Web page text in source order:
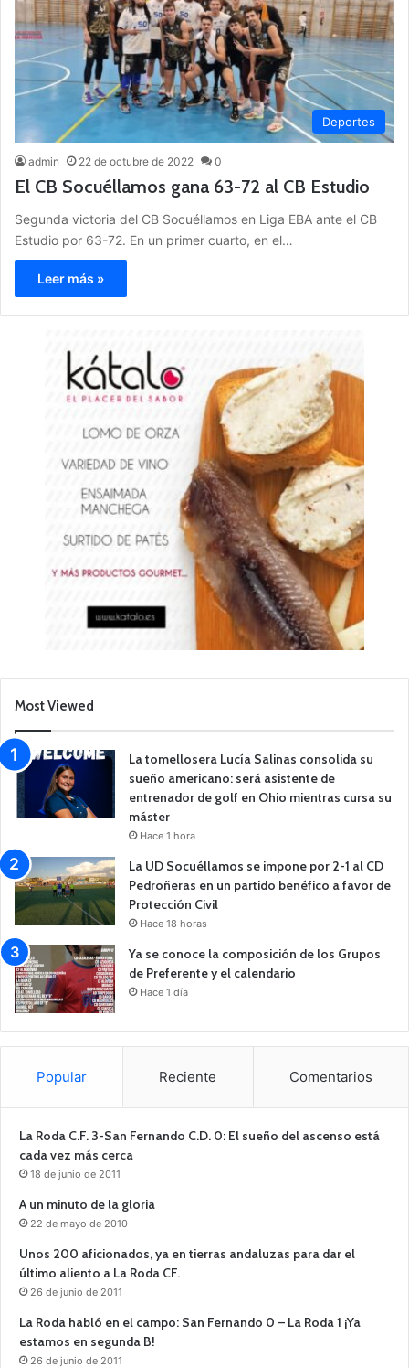
Deportes
admin 22 de octubre de 2022 0
El CB Socuéllamos gana 63-72 al CB Estudio
Segunda victoria del CB Socuéllamos en Liga EBA ante el CB
Estudio por 63-72. En un primer cuarto, en el…
Leer más »
Most Viewed
La tomellosera Lucía Salinas consolida su
sueño americano: será asistente de
entrenador de golf en Ohio mientras cursa su
máster
Hace 1 hora
La UD Socuéllamos se impone por 2-1 al CD
Pedroñeras en un partido benéfico a favor de
Protección Civil
Hace 18 horas
Ya se conoce la composición de los Grupos
de Preferente y el calendario
Hace 1 día
Popular Reciente Comentarios
La Roda C.F. 3-San Fernando C.D. 0: El sueño del ascenso está
cada vez más cerca
18 de junio de 2011
A un minuto de la gloria
22 de mayo de 2010
Unos 200 aficionados, ya en tierras andaluzas para dar el
último aliento a La Roda CF.
26 de junio de 2011
La Roda habló en el campo: San Fernando 0 – La Roda 1 ¡Ya
estamos en segunda B!
26 de junio de 2011